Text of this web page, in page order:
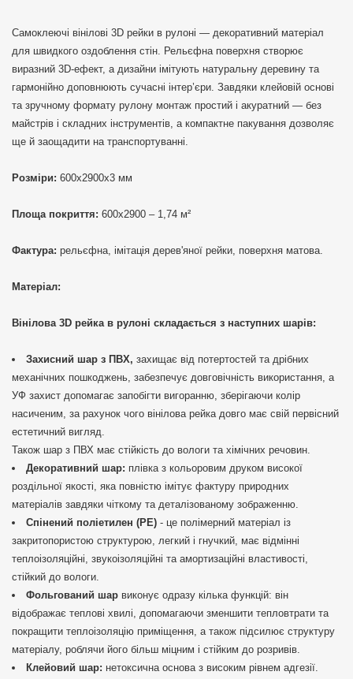
Самоклеючі вінілові 3D рейки в рулоні — декоративний матеріал
для швидкого оздоблення стін. Рельєфна поверхня створює
виразний 3D-ефект, а дизайни імітують натуральну деревину та
гармонійно доповнюють сучасні інтер’єри. Завдяки клейовій основі
та зручному формату рулону монтаж простий і акуратний — без
майстрів і складних інструментів, а компактне пакування дозволяє
ще й заощадити на транспортуванні.
Розміри: 600х2900х3 мм
Площа покриття: 600х2900 – 1,74 м²
Фактура: рельєфна, імітація дерев'яної рейки, поверхня матова.
Матеріал:
Вінілова 3D рейка в рулоні складається з наступних шарів:
Захисний шар з ПВХ, захищає від потертостей та дрібних
механічних пошкоджень, забезпечує довговічність використання, а
УФ захист допомагає запобігти вигоранню, зберігаючи колір
насиченим, за рахунок чого вінілова рейка довго має свій первісний
естетичний вигляд.
Також шар з ПВХ має стійкість до вологи та хімічних речовин.
Декоративний шар: плівка з кольоровим друком високої
роздільної якості, яка повністю імітує фактуру природних
матеріалів завдяки чіткому та деталізованому зображенню.
Спінений поліетилен (РЕ) - це полімерний матеріал із
закритопористою структурою, легкий і гнучкий, має відмінні
теплоізоляційні, звукоізоляційні та амортизаційні властивості,
стійкий до вологи.
Фольгований шар виконує одразу кілька функцій: він
відображає теплові хвилі, допомагаючи зменшити тепловтрати та
покращити теплоізоляцію приміщення, а також підсилює структуру
матеріалу, роблячи його більш міцним і стійким до розривів.
Клейовий шар: нетоксична основа з високим рівнем адгезії.